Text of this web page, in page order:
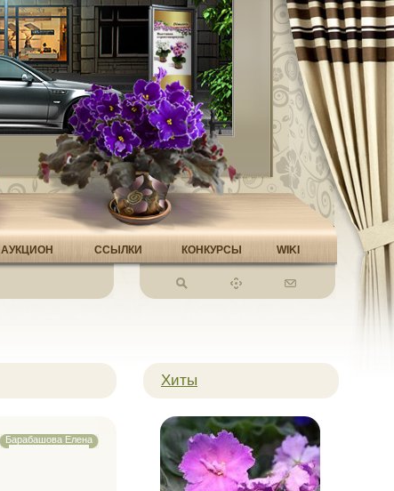
АУКЦИОН ССЫЛКИ КОНКУРСЫ WIKI
Барабашова Елена
Хиты